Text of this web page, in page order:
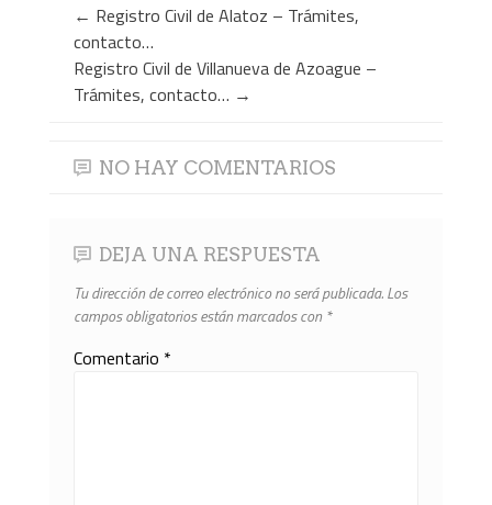
← Registro Civil de Alatoz – Trámites,
contacto…
Registro Civil de Villanueva de Azoague –
Trámites, contacto… →
NO HAY COMENTARIOS
DEJA UNA RESPUESTA
Tu dirección de correo electrónico no será publicada.Los
campos obligatorios están marcados con *
Comentario *